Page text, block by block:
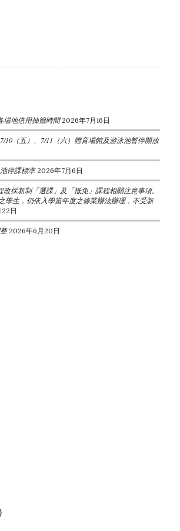
場地借用抽籤時間 2026年7月16日
10（五）、7/11（六）體育場館及游泳池暫停開放
停課標準 2026年7月6日
改採新制「選課」及「抵免」課程相關注意事項。
學生，仍依入學當年度之修業辦法辦理，不受新
日
2026年6月20日